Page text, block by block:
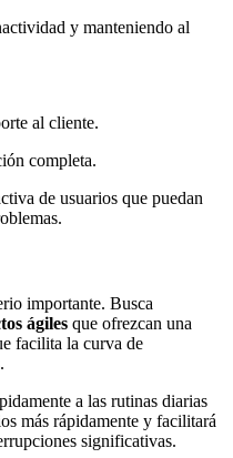
y manteniendo al
al cliente.
completa.
de usuarios que puedan
importante. Busca
ágiles que ofrezcan una
facilita la curva de
a las rutinas diarias
más rápidamente y facilitará
significativas.